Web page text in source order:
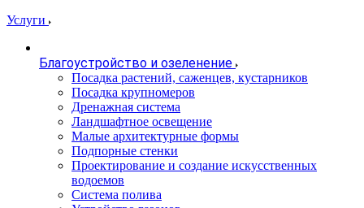
Услуги
Благоустройство и озеленение
Посадка растений, саженцев, кустарников
Посадка крупномеров
Дренажная система
Ландшафтное освещение
Малые архитектурные формы
Подпорные стенки
Проектирование и создание искусственных
водоемов
Система полива